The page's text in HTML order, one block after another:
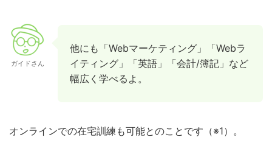
ガイドさん
他にも「Webマーケティング」「Webラ
イティング」「英語」「会計/簿記」など
幅広く学べるよ。
オンラインでの在宅訓練も可能とのことです（※1）。